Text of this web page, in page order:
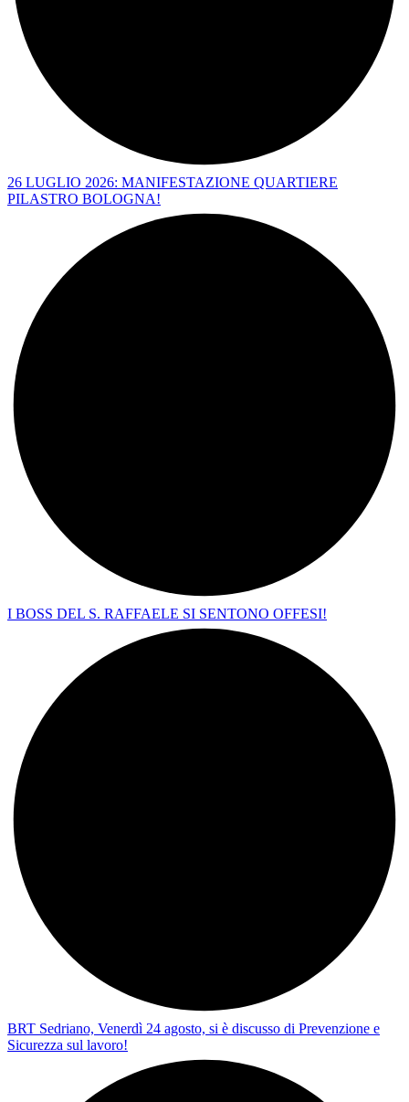
26 LUGLIO 2026: MANIFESTAZIONE QUARTIERE
PILASTRO BOLOGNA!
I BOSS DEL S. RAFFAELE SI SENTONO OFFESI!
BRT Sedriano, Venerdì 24 agosto, si è discusso di Prevenzione e
Sicurezza sul lavoro!